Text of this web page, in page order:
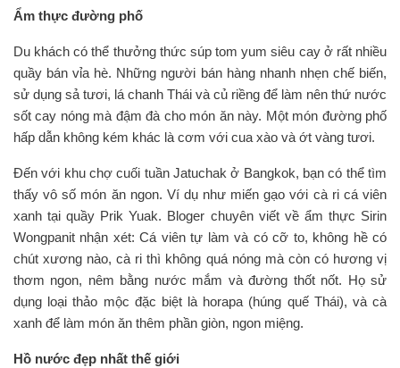
Ẩm thực đường phố
Du khách có thể thưởng thức súp tom yum siêu cay ở rất nhiều
quầy bán vỉa hè. Những người bán hàng nhanh nhẹn chế biến,
sử dụng sả tươi, lá chanh Thái và củ riềng để làm nên thứ nước
sốt cay nóng mà đậm đà cho món ăn này. Một món đường phố
hấp dẫn không kém khác là cơm với cua xào và ớt vàng tươi.
Đến với khu chợ cuối tuần Jatuchak ở Bangkok, bạn có thể tìm
thấy vô số món ăn ngon. Ví dụ như miến gạo với cà ri cá viên
xanh tại quầy Prik Yuak. Bloger chuyên viết về ẩm thực Sirin
Wongpanit nhận xét: Cá viên tự làm và có cỡ to, không hề có
chút xương nào, cà ri thì không quá nóng mà còn có hương vị
thơm ngon, nêm bằng nước mắm và đường thốt nốt. Họ sử
dụng loại thảo mộc đặc biệt là horapa (húng quế Thái), và cà
xanh để làm món ăn thêm phần giòn, ngon miệng.
Hồ nước đẹp nhất thế giới